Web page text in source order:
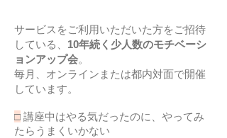
サービスをご利用いただいた方をご招待
している、 10年続く少人数のモチベーシ
ョンアップ会。
毎月、オンラインまたは都内対面で開催
しています。
□ 講座中はやる気だったのに、やってみ
たらうまくいかない